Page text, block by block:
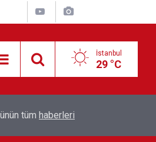
İstanbul
29 °C
sahnelere ara verdi: ''En az
tüm haberleri